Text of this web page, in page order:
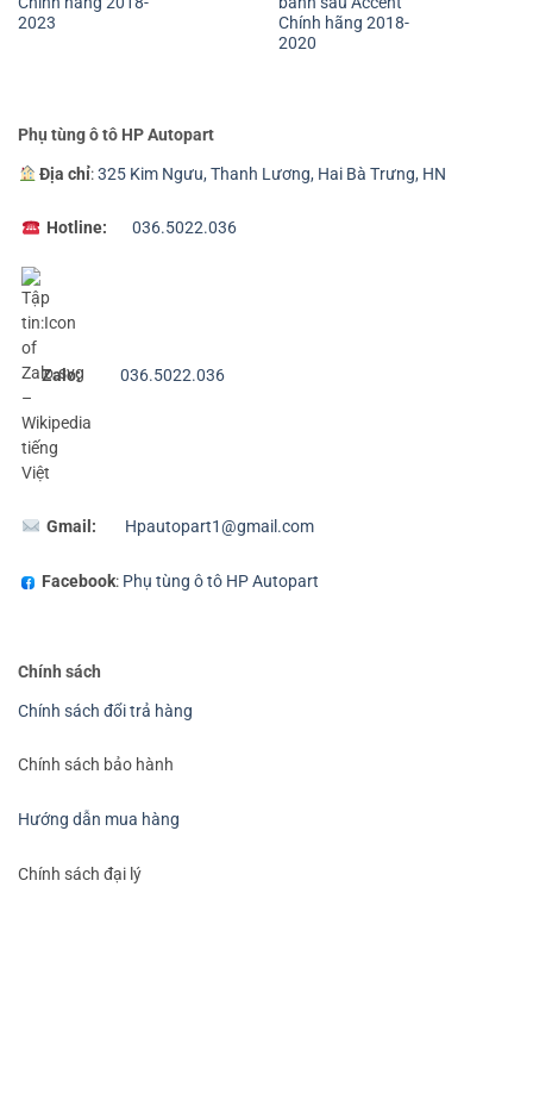
2023
Chính hãng 2018-
2020
Phụ tùng ô tô HP Autopart
Địa chỉ:325 Kim Ngưu, Thanh Lương, Hai Bà Trưng, HN
Hotline: 036.5022.036
Zalo: 036.5022.036
Gmail: Hpautopart1@gmail.com
Facebook: Phụ tùng ô tô HP Autopart
Chính sách
Chính sách đổi trả hàng
Chính sách bảo hành
Hướng dẫn mua hàng
Chính sách đại lý